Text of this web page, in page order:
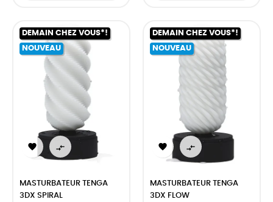
DEMAIN CHEZ VOUS*!
NOUVEAU
 
MASTURBATEUR TENGA
3DX SPIRAL
DEMAIN CHEZ VOUS*!
NOUVEAU
 
MASTURBATEUR TENGA
3DX FLOW